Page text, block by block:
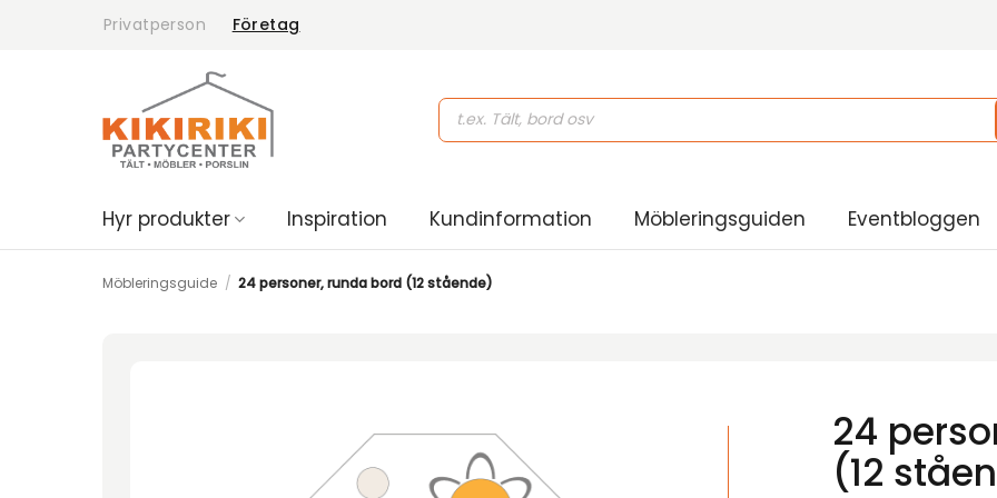
Privatperson Företag
Products
search
Hyr produkter Inspiration Kundinformation Möbleringsguiden Eventbloggen
Möbleringsguide / 24 personer, runda bord (12 stående)
24
(12